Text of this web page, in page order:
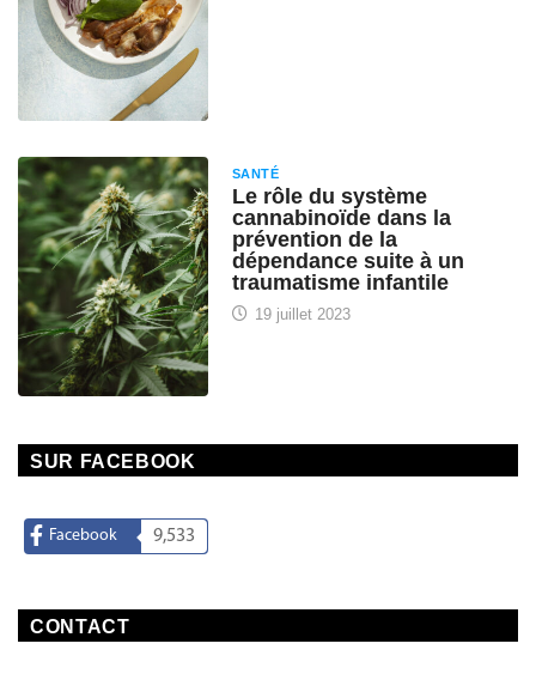
SANTÉ
Le rôle du système
cannabinoïde dans la
prévention de la
dépendance suite à un
traumatisme infantile
19 juillet 2023
SUR FACEBOOK
Facebook 9,533
CONTACT